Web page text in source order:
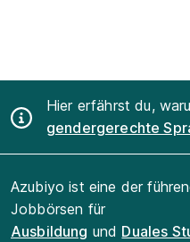
Hier erfährst du,
gendergerechte
Azubiyo ist eine der
Jobbörsen für
Ausbildung und Duales